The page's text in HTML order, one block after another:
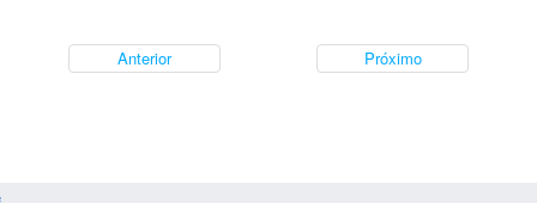
Anterior Próximo